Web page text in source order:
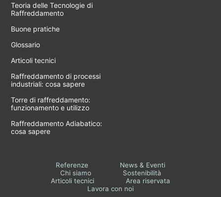
Teoria delle Tecnologie di
Raffreddamento
Buone pratiche
Glossario
Articoli tecnici
Raffreddamento di processi
industriali: cosa sapere
Torre di raffreddamento:
funzionamento e utilizzo
Raffreddamento Adiabatico:
cosa sapere
Referenze
News & Eventi
Chi siamo
Sostenibilità
Articoli tecnici
Area riservata
Lavora con noi